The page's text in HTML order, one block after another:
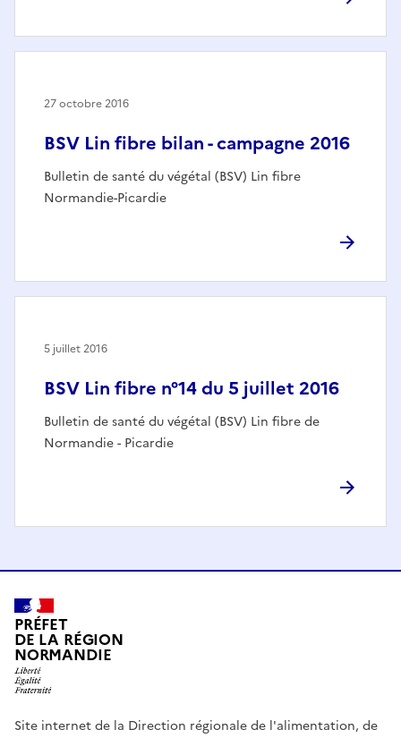
BSV Lin fibre bilan - campagne 2016
Bulletin de santé du végétal (BSV) Lin fibre
Normandie-Picardie
27 octobre 2016
BSV Lin fibre n°14 du 5 juillet 2016
Bulletin de santé du végétal (BSV) Lin fibre de
Normandie - Picardie
5 juillet 2016
PRÉFET
DE LA RÉGION
NORMANDIE
Site internet de la Direction régionale de l'alimentation, de